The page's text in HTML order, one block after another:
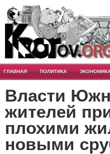
ГЛАВНАЯ ПОЛИТИКА
Власти
жителей
плохими
новыми